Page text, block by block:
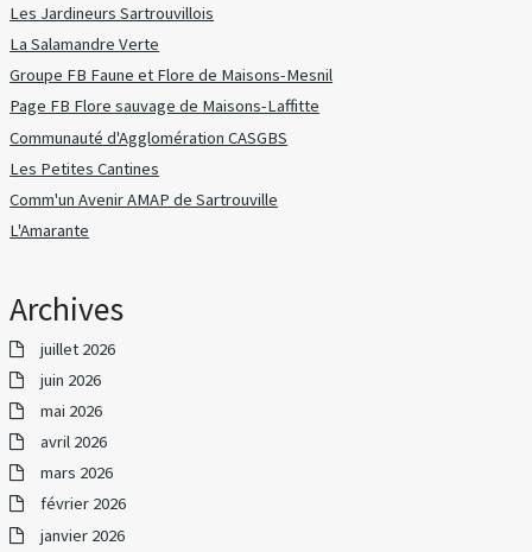
Les Jardineurs Sartrouvillois
La Salamandre Verte
Groupe FB Faune et Flore de Maisons-Mesnil
Page FB Flore sauvage de Maisons-Laffitte
Communauté d'Agglomération CASGBS
Les Petites Cantines
Comm'un Avenir AMAP de Sartrouville
L'Amarante
Archives
juillet 2026
juin 2026
mai 2026
avril 2026
mars 2026
février 2026
janvier 2026